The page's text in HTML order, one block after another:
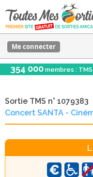
Me connecter
354 000 membres : TMS
Sortie TMS n° 1079383
Concert SANTA -